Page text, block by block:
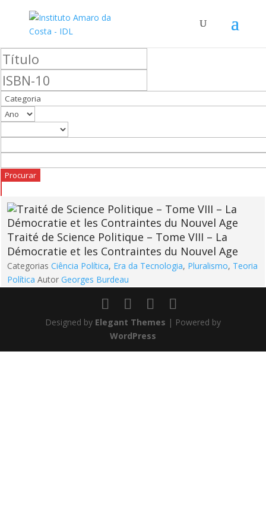
Traité de Science Politique – Tome VIII – La
Démocratie et les Contraintes du Nouvel Age
Categorias Ciência Política, Era da Tecnologia, Pluralismo, Teoria
Política Autor Georges Burdeau
Designed by Elegant Themes | Powered by
WordPress